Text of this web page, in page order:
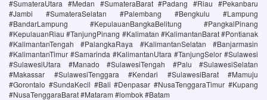
#SumateraUtara #Medan #SumateraBarat #Padang #Riau #Pekanbaru
#Jambi #SumateraSelatan #Palembang #Bengkulu #Lampung
#BandarLampung #KepulauanBangkaBelitung #PangkalPinang
#KepulauanRiau #TanjungPinang #Kalimatan #KalimantanBarat #Pontianak
#KalimantanTengah #PalangkaRaya #KalimantanSelatan #Banjarmasin
#KalimantanTimur #Samarinda #KalimantanUtara #TanjungSelor #Sulawesi
#SulawesiUtara #Manado #SulawesiTengah #Palu #SulawesiSelatan
#Makassar #SulawesiTenggara #Kendari #SulawesiBarat #Mamuju
#Gorontalo #SundaKecil #Bali #Denpasar #NusaTenggaraTimur #Kupang
#NusaTenggaraBarat #Mataram #lombok #Batam